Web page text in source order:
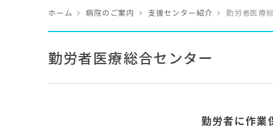
ホーム 病院のご案内 支援センター紹介 勤労者医療
勤労者医療総合センター
勤労者に作業